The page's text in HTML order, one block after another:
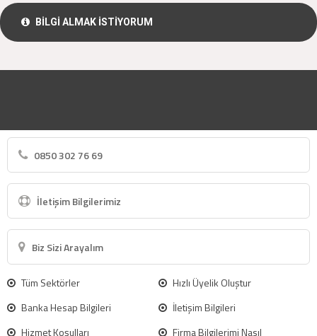
BİLGİ ALMAK İSTİYORUM
0850 302 76 69
İletişim Bilgilerimiz
Biz Sizi Arayalım
Tüm Sektörler
Hızlı Üyelik Oluştur
Banka Hesap Bilgileri
İletişim Bilgileri
Hizmet Koşulları
Firma Bilgilerimi Nasıl